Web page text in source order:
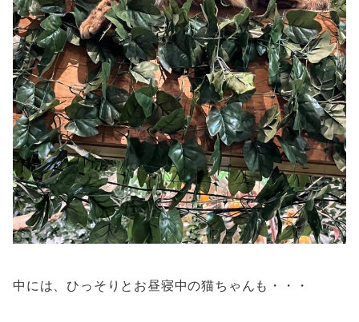
中には、ひっそりとお昼寝中の猫ちゃんも・・・